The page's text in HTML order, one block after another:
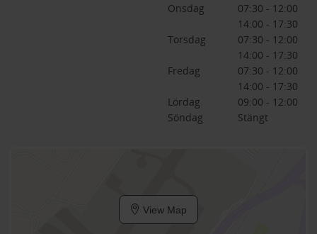
Onsdag
07:30 - 12:00
14:00 - 17:30
Torsdag
07:30 - 12:00
14:00 - 17:30
Fredag
07:30 - 12:00
14:00 - 17:30
Lördag
09:00 - 12:00
Söndag
Stängt
View Map